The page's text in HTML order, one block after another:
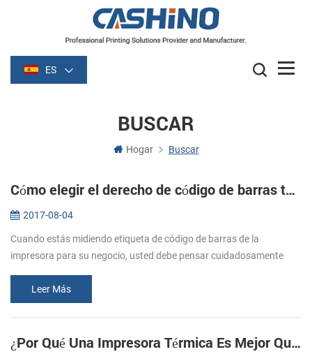
ES
BUSCAR
Hogar Buscar
Cómo elegir el derecho de código de barras térmica impresora de etiquetas para su negocio
2017-08-04
Cuando estás midiendo etiqueta de código de barras de la
impresora para su negocio, usted debe pensar cuidadosamente
Es importante re...
Leer Más
¿Por Qué Una Impresora Térmica Es Mejor Que La Impresora De Matriz De Puntos